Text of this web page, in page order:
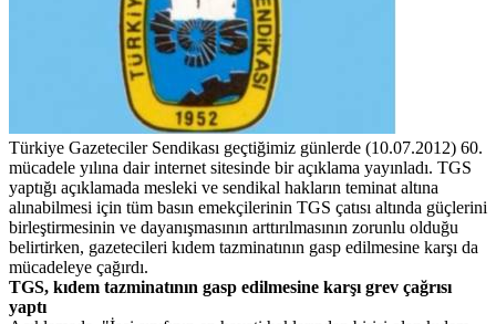
Türkiye Gazeteciler Sendikası geçtiğimiz günlerde (10.07.2012) 60.
mücadele yılına dair internet sitesinde bir açıklama yayınladı. TGS
yaptığı açıklamada mesleki ve sendikal hakların teminat altına
alınabilmesi için tüm basın emekçilerinin TGS çatısı altında güçlerini
birleştirmesinin ve dayanışmasının arttırılmasının zorunlu olduğu
belirtirken, gazetecileri kıdem tazminatının gasp edilmesine karşı da
mücadeleye çağırdı.
TGS, kıdem tazminatının gasp edilmesine karşı grev çağrısı
yaptı